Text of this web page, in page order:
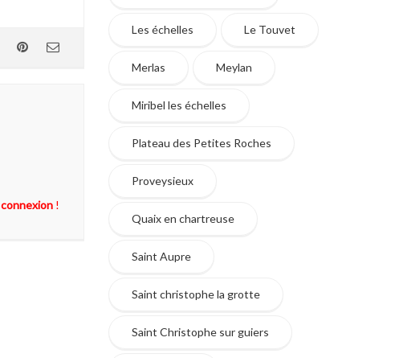
connexion !
Les échelles Le Touvet
Merlas Meylan
Miribel les échelles
Plateau des Petites Roches
Proveysieux
Quaix en chartreuse
Saint Aupre
Saint christophe la grotte
Saint Christophe sur guiers